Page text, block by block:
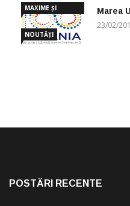
MAXIME ȘI
CUGETĂRI
NOUTĂȚI
Marea
23/02/
POSTĂRI RECENTE